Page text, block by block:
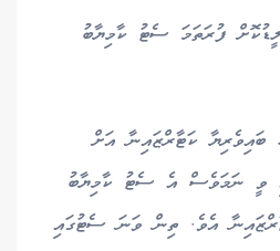
ފުރަތަމަ ސެޓު ކާމިޔާބު
ކަޓާރްޒައިނާ އަށް
ވީ ނަމަވެސް އެ ސެޓު ކާމިޔާބު
ވަނީ 11-05 ކަޓާރްޒައިނާ އެވެ. ތިން ވަނަ ސެޓުގައި